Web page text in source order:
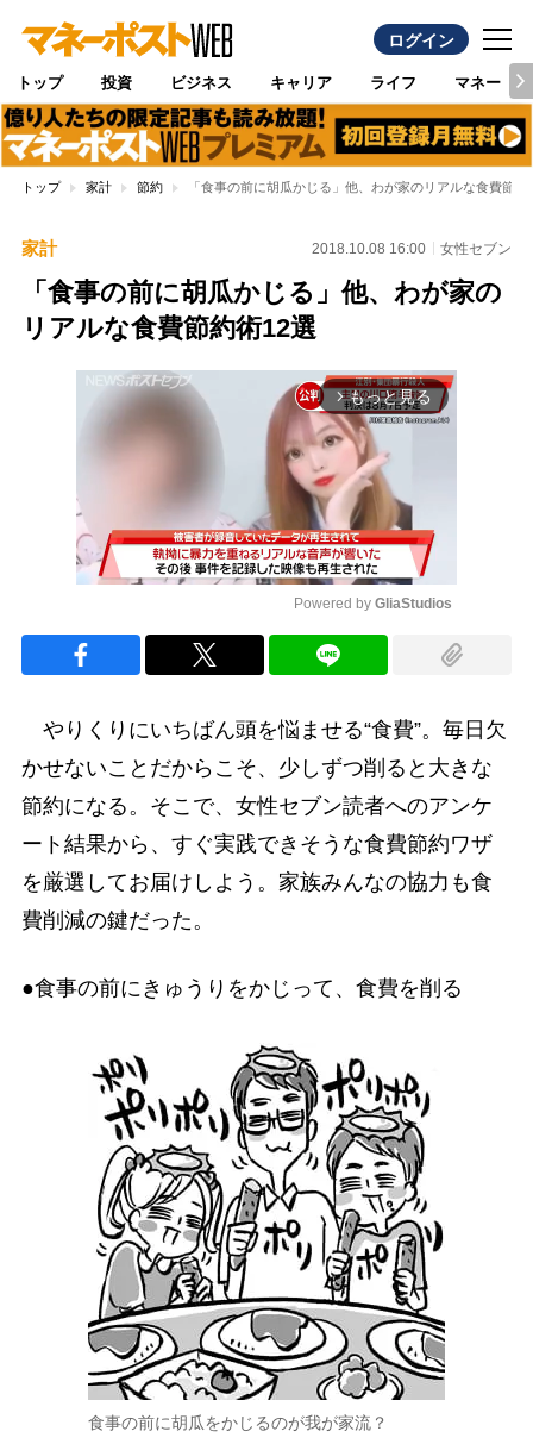
ログイン
トップ 投資 ビジネス キャリア ライフ マネー
トップ 家計 節約 「食事の前に胡瓜かじる」他、わが家のリアルな食費節約
家計 2018.10.08 16:00 女性セブン
「食事の前に胡瓜かじる」他、わが家の
リアルな食費節約術12選
arrow_forward_ios もっと見る
Powered by GliaStudios
やりくりにいちばん頭を悩ませる“食費”。毎日欠
かせないことだからこそ、少しずつ削ると大きな
節約になる。そこで、女性セブン読者へのアンケ
ート結果から、すぐ実践できそうな食費節約ワザ
を厳選してお届けしよう。家族みんなの協力も食
費削減の鍵だった。
●食事の前にきゅうりをかじって、食費を削る
食事の前に胡瓜をかじるのが我が家流？